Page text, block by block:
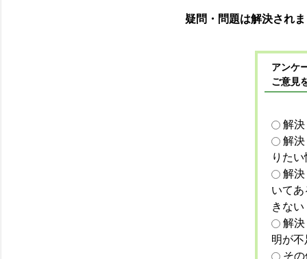
疑問・問題は解決され
アンケ
ご意見
解
解
りた
解
いて
きない
解
明が
そ